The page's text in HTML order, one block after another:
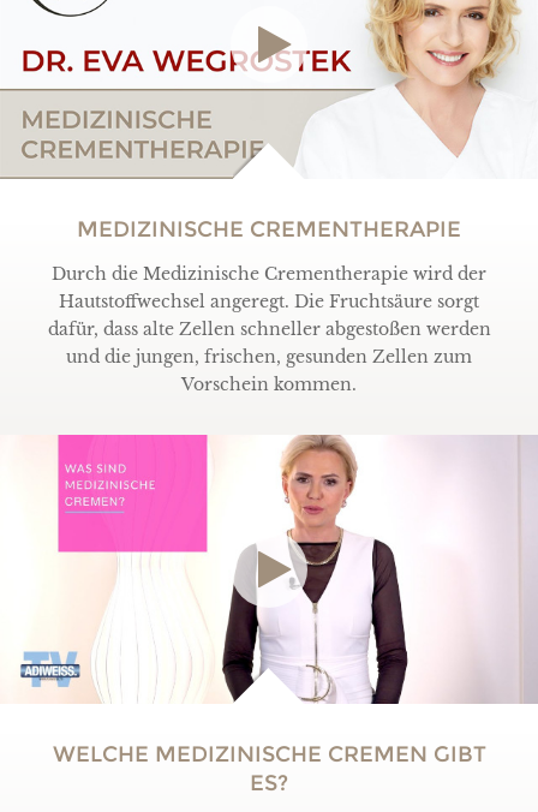
MEDIZINISCHE CREMENTHERAPIE
Durch die Medizinische Crementherapie wird der
Hautstoffwechsel angeregt. Die Fruchtsäure sorgt
dafür, dass alte Zellen schneller abgestoßen werden
und die jungen, frischen, gesunden Zellen zum
Vorschein kommen.
WELCHE MEDIZINISCHE CREMEN GIBT
ES?